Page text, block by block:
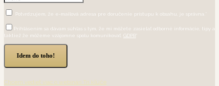
Potvrdzujem, že e-mailová adresa pre doručenie prístupu k obsahu, je správna.*
Prihlásením sa dávam súhlas s tým, že mi môžete zasielať odborné informácie, tipy a
taktiež že môžeme vzájomne spolu komunikovať. GDPR*
Idem do toho!
Chcem vedieť viac o webinári Tri kľúče